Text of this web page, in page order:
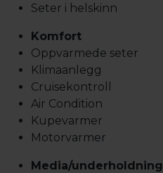
Seter i helskinn
Komfort
Oppvarmede seter
Klimaanlegg
Cruisekontroll
Air Condition
Kupevarmer
Motorvarmer
Media/underholdning